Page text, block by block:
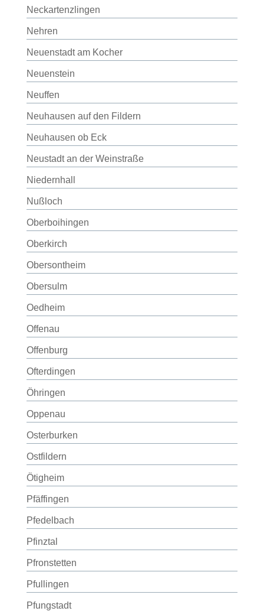
Neckartenzlingen
Nehren
Neuenstadt am Kocher
Neuenstein
Neuffen
Neuhausen auf den Fildern
Neuhausen ob Eck
Neustadt an der Weinstraße
Niedernhall
Nußloch
Oberboihingen
Oberkirch
Obersontheim
Obersulm
Oedheim
Offenau
Offenburg
Ofterdingen
Öhringen
Oppenau
Osterburken
Ostfildern
Ötigheim
Pfäffingen
Pfedelbach
Pfinztal
Pfronstetten
Pfullingen
Pfungstadt